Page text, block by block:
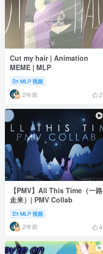
Cut my hair | Animation
MEME | MLP
MLP 视频
2年前 2
【PMV】All This Time（一路
走来）| PMV Collab
MLP 视频
2年前 4